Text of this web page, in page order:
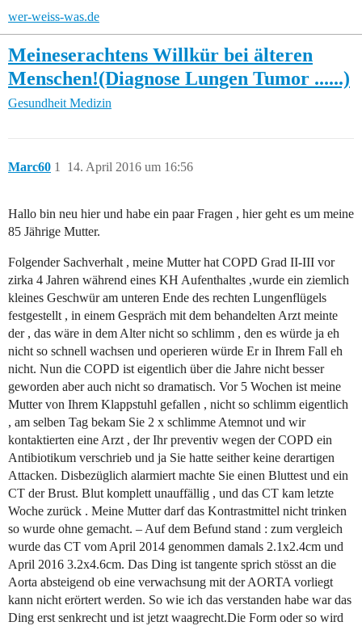
wer-weiss-was.de
Meineserachtens Willkür bei älteren
Menschen!(Diagnose Lungen Tumor ......)
Gesundheit Medizin
Marc60 14. April 2016 um 16:56
1
Hallo bin neu hier und habe ein paar Fragen , hier geht es um meine
85 Jährige Mutter.
Folgender Sachverhalt , meine Mutter hat COPD Grad II-III vor
zirka 4 Jahren während eines KH Aufenthaltes ,wurde ein ziemlich
kleines Geschwür am unteren Ende des rechten Lungenflügels
festgestellt , in einem Gespräch mit dem behandelten Arzt meinte
der , das wäre in dem Alter nicht so schlimm , den es würde ja eh
nicht so schnell wachsen und operieren würde Er in Ihrem Fall eh
nicht. Nun die COPD ist eigentlich über die Jahre nicht besser
geworden aber auch nicht so dramatisch. Vor 5 Wochen ist meine
Mutter von Ihrem Klappstuhl gefallen , nicht so schlimm eigentlich
, am selben Tag bekam Sie 2 x schlimme Atemnot und wir
kontaktierten eine Arzt , der Ihr preventiv wegen der COPD ein
Antibiotikum verschrieb und ja Sie hatte seither keine derartigen
Attacken. Disbezüglich alarmiert machte Sie einen Bluttest und ein
CT der Brust. Blut komplett unauffällig , und das CT kam letzte
Woche zurück . Meine Mutter darf das Kontrastmittel nicht trinken
so wurde ohne gemacht. – Auf dem Befund stand : zum vergleich
wurde das CT vom April 2014 genommen damals 2.1x2.4cm und
April 2016 3.2x4.6cm. Das Ding ist tangente sprich stösst an die
Aorta absteigend ob eine verwachsung mit der AORTA vorliegt
kann nicht erörtert werden. So wie ich das verstanden habe war das
Ding erst senkrecht und ist jetzt waagrecht.Die Form oder so wird